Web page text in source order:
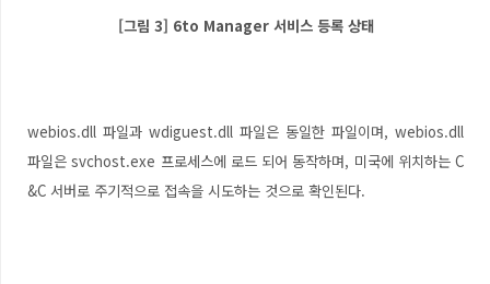
[그림 3] 6to Manager 서비스 등록 상태
webios.dll 파일과 wdiguest.dll 파일은 동일한 파일이며, webios.dll
파일은 svchost.exe 프로세스에 로드 되어 동작하며, 미국에 위치하는 C
&C 서버로 주기적으로 접속을 시도하는 것으로 확인된다.